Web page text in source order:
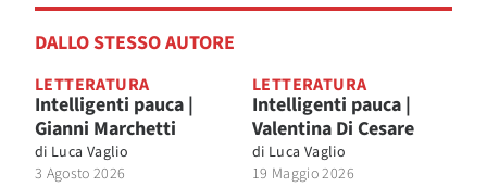
DALLO STESSO AUTORE
LETTERATURA
Intelligenti pauca |
Gianni Marchetti
di Luca Vaglio
3 Agosto 2026
LETTERATURA
Intelligenti pauca |
Valentina Di Cesare
di Luca Vaglio
19 Maggio 2026